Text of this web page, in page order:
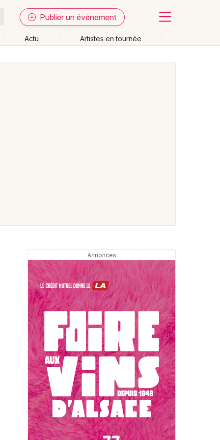
Publier un événement
Actu Artistes en tournée